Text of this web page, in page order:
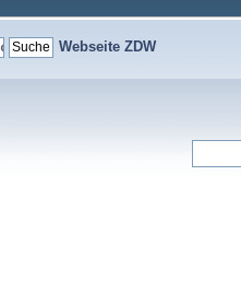
Webseite ZDW